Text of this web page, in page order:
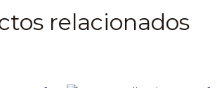
relacionados